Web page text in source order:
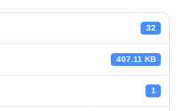
32
407.11 KB
1